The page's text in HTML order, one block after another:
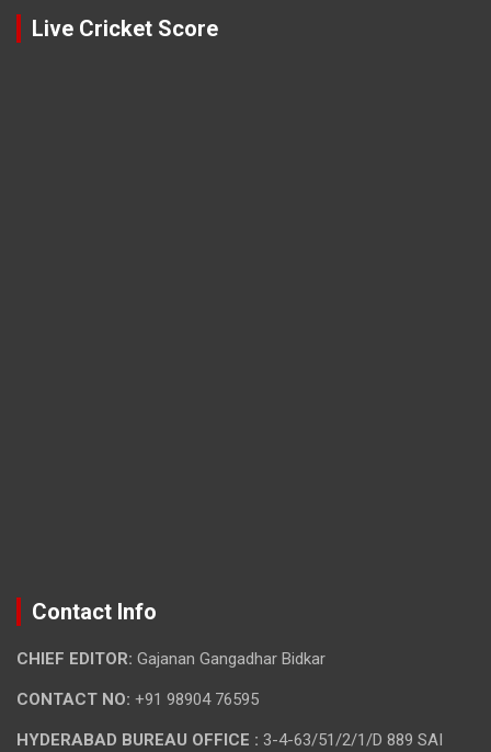
Live Cricket Score
Contact Info
CHIEF EDITOR: Gajanan Gangadhar Bidkar
CONTACT NO: +91 98904 76595
HYDERABAD BUREAU OFFICE : 3-4-63/51/2/1/D 889 SAI